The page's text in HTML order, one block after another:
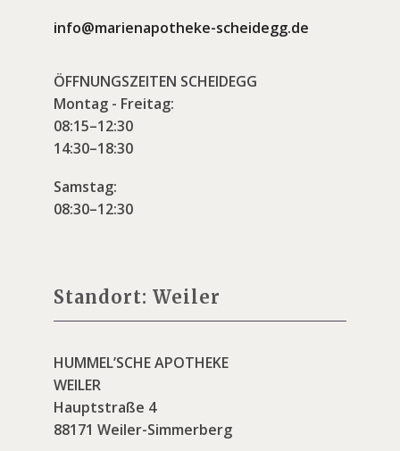
info@marienapotheke-scheidegg.de
ÖFFNUNGSZEITEN SCHEIDEGG
Montag - Freitag:
08:15–12:30
14:30–18:30
Samstag:
08:30–12:30
Standort: Weiler
HUMMEL’SCHE APOTHEKE
WEILER
Hauptstraße 4
88171 Weiler-Simmerberg